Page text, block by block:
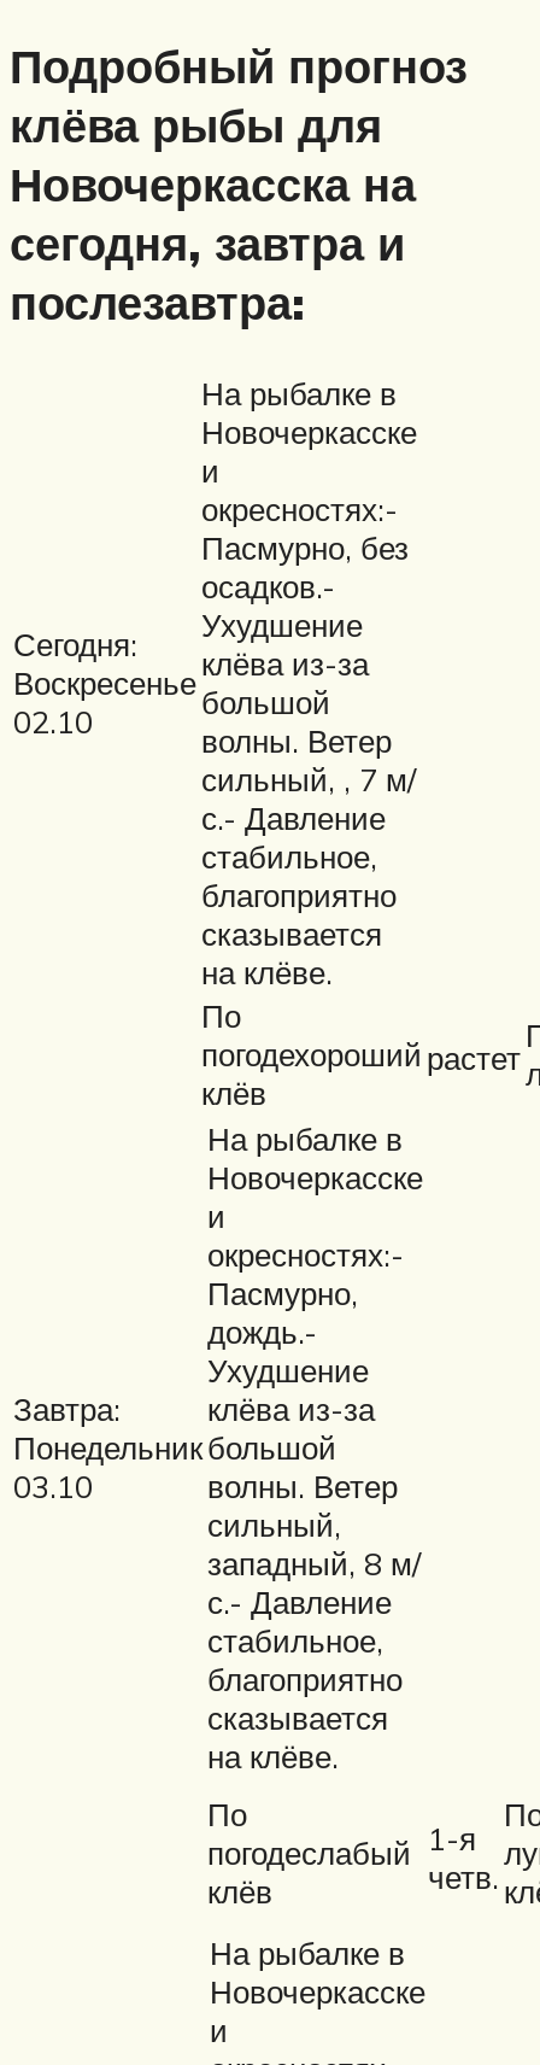
Подробный прогноз
клёва рыбы для
Новочеркасска на
сегодня, завтра и
послезавтра:
Сегодня:
Воскресенье
02.10
На рыбалке в
Новочеркасске
и
окресностях:-
Пасмурно, без
осадков.-
Ухудшение
клёва из-за
большой
волны. Ветер
сильный, , 7 м/
с.- Давление
стабильное,
благоприятно
сказывается
на клёве.
По
погодехороший
клёв
растет
Завтра:
Понедельник
03.10
На рыбалке в
Новочеркасске
и
окресностях:-
Пасмурно,
дождь.-
Ухудшение
клёва из-за
большой
волны. Ветер
сильный,
западный, 8 м/
с.- Давление
стабильное,
благоприятно
сказывается
на клёве.
По
погодеслабый
клёв
1-я
четв.
На рыбалке в
Новочеркасске
и